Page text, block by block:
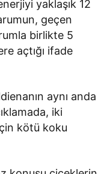
yaklaşık 12
geçen
birlikte 5
açtığı ifade
aynı anda
iki
kötü koku